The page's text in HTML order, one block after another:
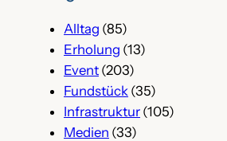
Alltag (85)
Erholung (13)
Event (203)
Fundstück (35)
Infrastruktur (105)
Medien (33)